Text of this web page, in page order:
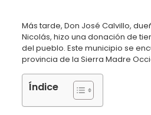
Más tarde, Don José Calvillo,
Nicolás, hizo una donación de
del pueblo. Este municipio se
provincia de la Sierra Madre
Índice